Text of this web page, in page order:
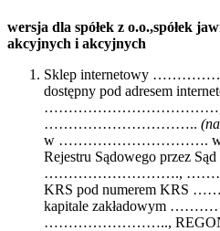
wersja dla spółek z o.o.,spółek
akcyjnych i akcyjnych
Sklep internetowy
dostępny pod adresem
………………………………,
…………………………..
w ………………………….
Rejestru Sądowego przez
………………………., …………
KRS pod numerem
kapitale zakładowym
……………………..,